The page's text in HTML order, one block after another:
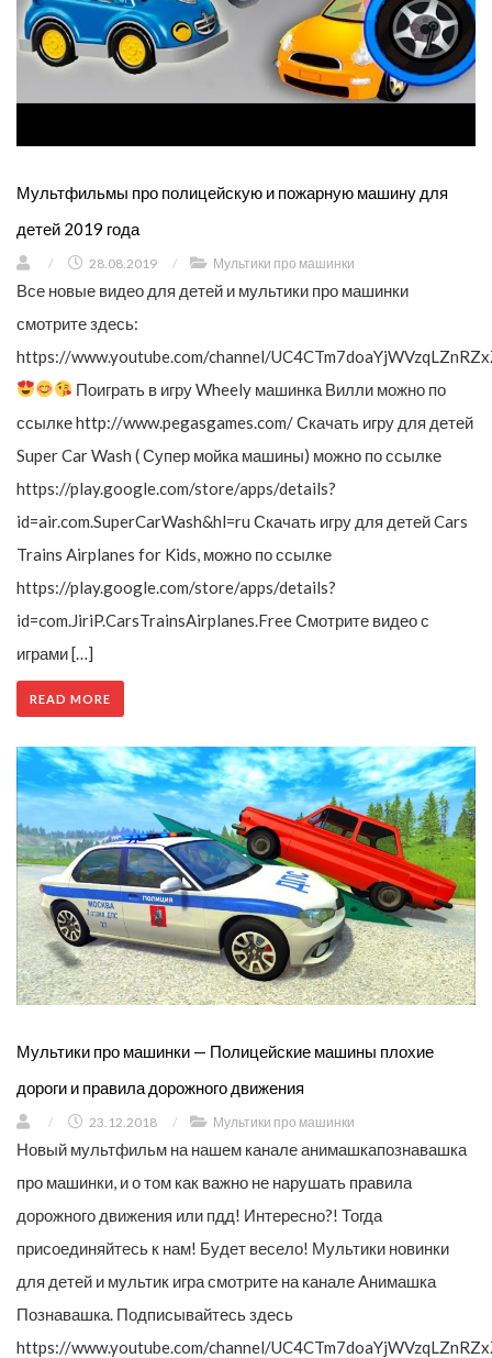
Мультфильмы про полицейскую и пожарную машину для
детей 2019 года
/ 28.08.2019 / Мультики про машинки
Все новые видео для детей и мультики про машинки
смотрите здесь:
https://www.youtube.com/channel/
Поиграть в игру Wheely машинка Вилли можно по
ссылке http://www.pegasgames.com/ Скачать игру для детей
Super Car Wash ( Супер мойка машины) можно по ссылке
https://play.google.com/store/apps/details?
id=air.com.SuperCarWash&hl=ru Скачать игру для детей Cars
Trains Airplanes for Kids, можно по ссылке
https://play.google.com/store/apps/details?
id=com.JiriP.CarsTrainsAirplanes.Free Смотрите видео с
играми […]
READ MORE
Мультики про машинки — Полицейские машины плохие
дороги и правила дорожного движения
/ 23.12.2018 / Мультики про машинки
Новый мультфильм на нашем канале анимашкапознавашка
про машинки, и о том как важно не нарушать правила
дорожного движения или пдд! Интересно?! Тогда
присоединяйтесь к нам! Будет весело! Мультики новинки
для детей и мультик игра смотрите на канале Анимашка
Познавашка. Подписывайтесь здесь
https://www.youtube.com/channel/